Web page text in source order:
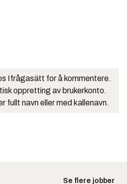
Ifrågasätt for å kommentere.
oppretting av brukerkonto.
fullt navn eller med kallenavn.
Se flere jobber